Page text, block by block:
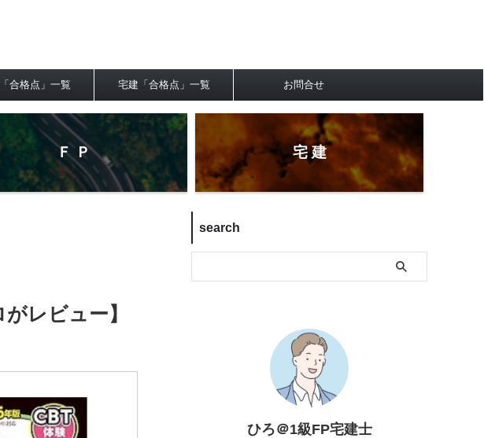
合格点」一覧 宅建「合格点」一覧 お問合せ
Ｆ Ｐ 宅 建
レビュー】
search
ひろ＠1級FP宅建士